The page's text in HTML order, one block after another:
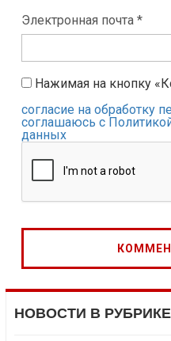
Электронная почта *
Нажимая на кнопку
согласие на обработку
соглашаюсь с
данных
НОВОСТИ В РУБРИКЕ